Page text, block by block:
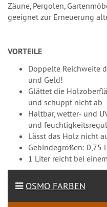
Zäune, Pergolen,
geeignet zur Erneuerung
VORTEILE
Doppelte Reichweite
und Geld!
Glättet die
und schuppt nicht ab
Haltbar, wetter- und
und
Lässt das Holz nicht
Gebindegrößen: 0,75
1 Liter reicht bei
OSMO FARBEN